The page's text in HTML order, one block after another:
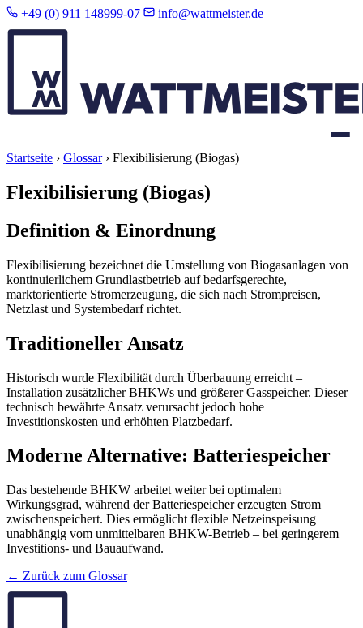
+49 (0) 911 148999-07 info@wattmeister.de
Startseite › Glossar› Flexibilisierung (Biogas)
Flexibilisierung (Biogas)
Definition & Einordnung
Flexibilisierung bezeichnet die Umstellung von Biogasanlagen von
kontinuierlichem Grundlastbetrieb auf bedarfsgerechte,
marktorientierte Stromerzeugung, die sich nach Strompreisen,
Netzlast und Systembedarf richtet.
Traditioneller Ansatz
Historisch wurde Flexibilität durch Überbauung erreicht –
Installation zusätzlicher BHKWs und größerer Gasspeicher. Dieser
technisch bewährte Ansatz verursacht jedoch hohe
Investitionskosten und erhöhten Platzbedarf.
Moderne Alternative: Batteriespeicher
Das bestehende BHKW arbeitet weiter bei optimalem
Wirkungsgrad, während der Batteriespeicher erzeugten Strom
zwischenspeichert. Dies ermöglicht flexible Netzeinspeisung
unabhängig vom unmittelbaren BHKW-Betrieb – bei geringerem
Investitions- und Bauaufwand.
← Zurück zum Glossar